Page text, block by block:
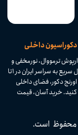
داخلی
ترمووال، نورمخفی و
ابزارهای دکوراسیون داخلی با کیفیت بالا و تنوع بی‌نظیر. ارسال سریع به سراسر ایران در ۱ تا
دکور، فضای داخلی
کنید. خرید آسان، قیمت
است.​​​​​​​